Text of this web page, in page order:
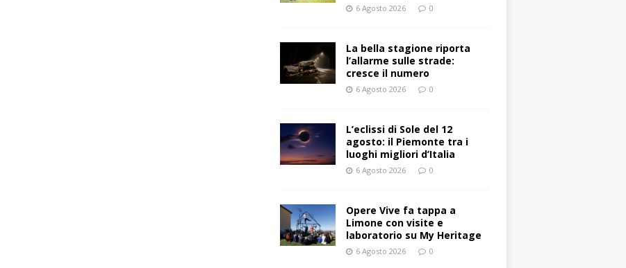
6 Agosto 2026 0
La bella stagione riporta
l’allarme sulle strade:
cresce il numero
6 Agosto 2026 0
L’eclissi di Sole del 12
agosto: il Piemonte tra i
luoghi migliori d’Italia
6 Agosto 2026 0
Opere Vive fa tappa a
Limone con visite e
laboratorio su My Heritage
6 Agosto 2026 0